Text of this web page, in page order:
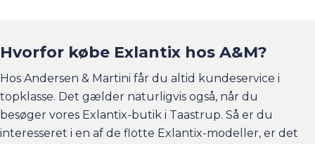
Hvorfor købe Exlantix hos A&M?
Hos Andersen & Martini får du altid kundeservice i
topklasse. Det gælder naturligvis også, når du
besøger vores Exlantix-butik i Taastrup. Så er du
interesseret i en af de flotte Exlantix-modeller, er det